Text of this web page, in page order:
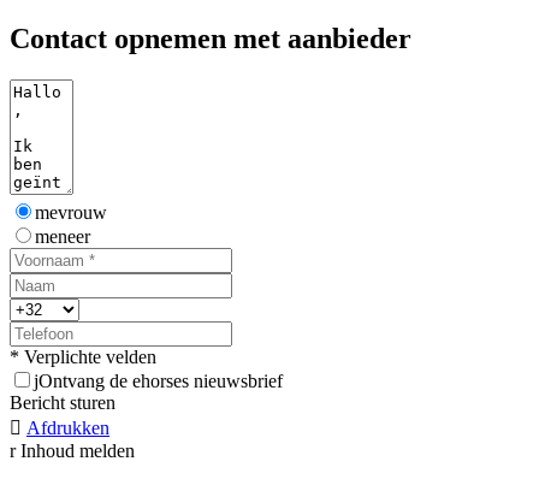
Contact opnemen met aanbieder
mevrouw
meneer
* Verplichte velden
jOntvang de ehorses nieuwsbrief
Bericht sturen
 Afdrukken
r Inhoud melden